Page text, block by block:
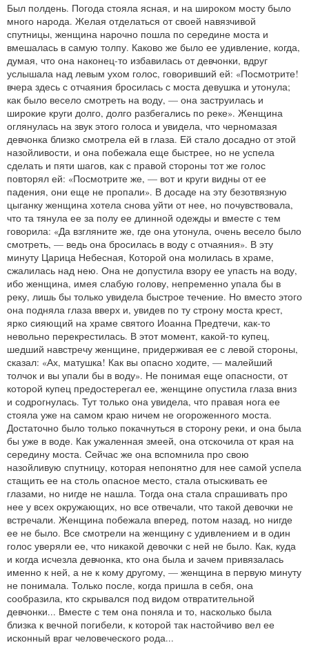
Был полдень. Погода стояла ясная, и на широком мосту было
много народа. Желая отделаться от своей навязчивой
спутницы, женщина нарочно пошла по середине моста и
вмешалась в самую толпу. Каково же было ее удивление, когда,
думая, что она наконец-то избавилась от девчонки, вдруг
услышала над левым ухом голос, говоривший ей: «Посмотрите!
вчера здесь с отчаяния бросилась с моста девушка и утонула;
как было весело смотреть на воду, — она заструилась и
широкие круги долго, долго разбегались по реке». Женщина
оглянулась на звук этого голоса и увидела, что черномазая
девчонка близко смотрела ей в глаза. Ей стало досадно от этой
назойливости, и она побежала еще быстрее, но не успела
сделать и пяти шагов, как с правой стороны тот же голос
повторял ей: «Посмотрите же, — вот и круги видны от ее
падения, они еще не пропали». В досаде на эту безотвязную
цыганку женщина хотела снова уйти от нее, но почувствовала,
что та тянула ее за полу ее длинной одежды и вместе с тем
говорила: «Да взгляните же, где она утонула, очень весело было
смотреть, — ведь она бросилась в воду с отчаяния». В эту
минуту Царица Небесная, Которой она молилась в храме,
сжалилась над нею. Она не допустила взору ее упасть на воду,
ибо женщина, имея слабую голову, непременно упала бы в
реку, лишь бы только увидела быстрое течение. Но вместо этого
она подняла глаза вверх и, увидев по ту строну моста крест,
ярко сияющий на храме святого Иоанна Предтечи, как-то
невольно перекрестилась. В этот момент, какой-то купец,
шедший навстречу женщине, придерживая ее с левой стороны,
сказал: «Ах, матушка! Как вы опасно ходите, — малейший
толчок и вы упали бы в воду». Не понимая еще опасности, от
которой купец предостерегал ее, женщине опустила глаза вниз
и содрогнулась. Тут только она увидела, что правая нога ее
стояла уже на самом краю ничем не огороженного моста.
Достаточно было только покачнуться в сторону реки, и она была
бы уже в воде. Как ужаленная змеей, она отскочила от края на
середину моста. Сейчас же она вспомнила про свою
назойливую спутницу, которая непонятно для нее самой успела
стащить ее на столь опасное место, стала отыскивать ее
глазами, но нигде не нашла. Тогда она стала спрашивать про
нее у всех окружающих, но все отвечали, что такой девочки не
встречали. Женщина побежала вперед, потом назад, но нигде
ее не было. Все смотрели на женщину с удивлением и в один
голос уверяли ее, что никакой девочки с ней не было. Как, куда
и когда исчезла девчонка, кто она была и зачем привязалась
именно к ней, а не к кому другому, — женщина в первую минуту
не понимала. Только после, когда пришла в себя, она
сообразила, кто скрывался под видом отвратительной
девчонки... Вместе с тем она поняла и то, насколько была
близка к вечной погибели, к которой так настойчиво вел ее
исконный враг человеческого рода...